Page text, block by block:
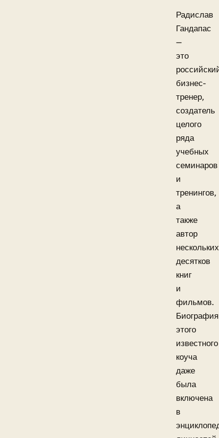
Радислав
Гандапас
—
это
бизнес-
тренер,
создатель
целого
ряда
учебных
семинаров
и
тренингов,
а
также
автор
нескольких
десятков
книг
и
фильмов.
Биография
этого
известного
коуча
даже
была
включена
в